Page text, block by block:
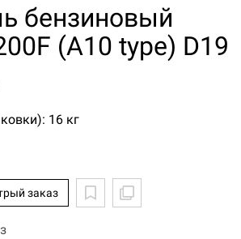
бензиновый
(A10 type) D19
16 кг
заказ